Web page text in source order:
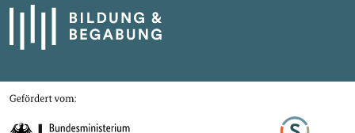
Bildung und Begabung
Gefördert von
Bundesministerium für Bildung, Familie, Senioren, Frauen und Jugend
Stifterverband